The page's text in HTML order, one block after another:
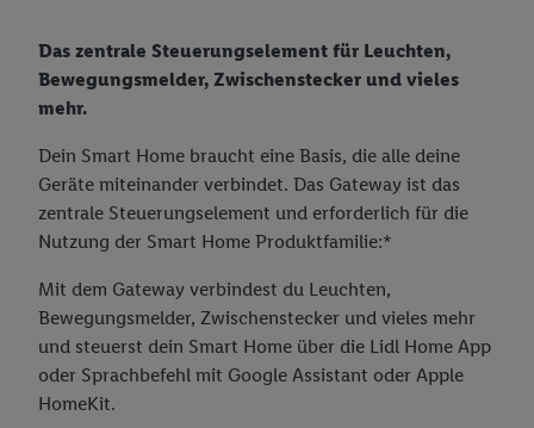
Das zentrale Steuerungselement für Leuchten,
Bewegungsmelder, Zwischenstecker und vieles
mehr.
Dein Smart Home braucht eine Basis, die alle deine
Geräte miteinander verbindet. Das Gateway ist das
zentrale Steuerungselement und erforderlich für die
Nutzung der Smart Home Produktfamilie:*
Mit dem Gateway verbindest du Leuchten,
Bewegungsmelder, Zwischenstecker und vieles mehr
und steuerst dein Smart Home über die Lidl Home App
oder Sprachbefehl mit Google Assistant oder Apple
HomeKit.
von Daten aus verschiedenen Quellen. Verwendung
reduzierter Daten zur Auswahl von Werbeanzeigen.
Messung der Werbeleistung. Verwendung von Profilen
Liste der Partner (Lieferanten)